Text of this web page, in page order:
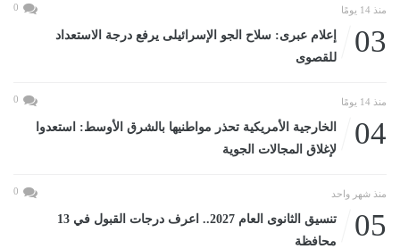
منذ 14 يومًا 0
03
إعلام عبرى: سلاح الجو الإسرائيلى يرفع درجة الاستعداد
للقصوى
منذ 14 يومًا 0
04
الخارجية الأمريكية تحذر مواطنيها بالشرق الأوسط: استعدوا
لإغلاق المجالات الجوية
منذ شهر واحد 0
05
تنسيق الثانوى العام 2027.. اعرف درجات القبول في 13
محافظة